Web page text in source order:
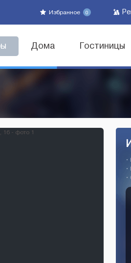
Избранное 0
Дома Гостиницы
•
•
•